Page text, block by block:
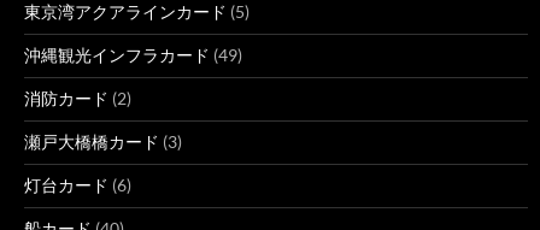
東京湾アクアラインカード (5)
沖縄観光インフラカード (49)
消防カード (2)
瀬戸大橋橋カード (3)
灯台カード (6)